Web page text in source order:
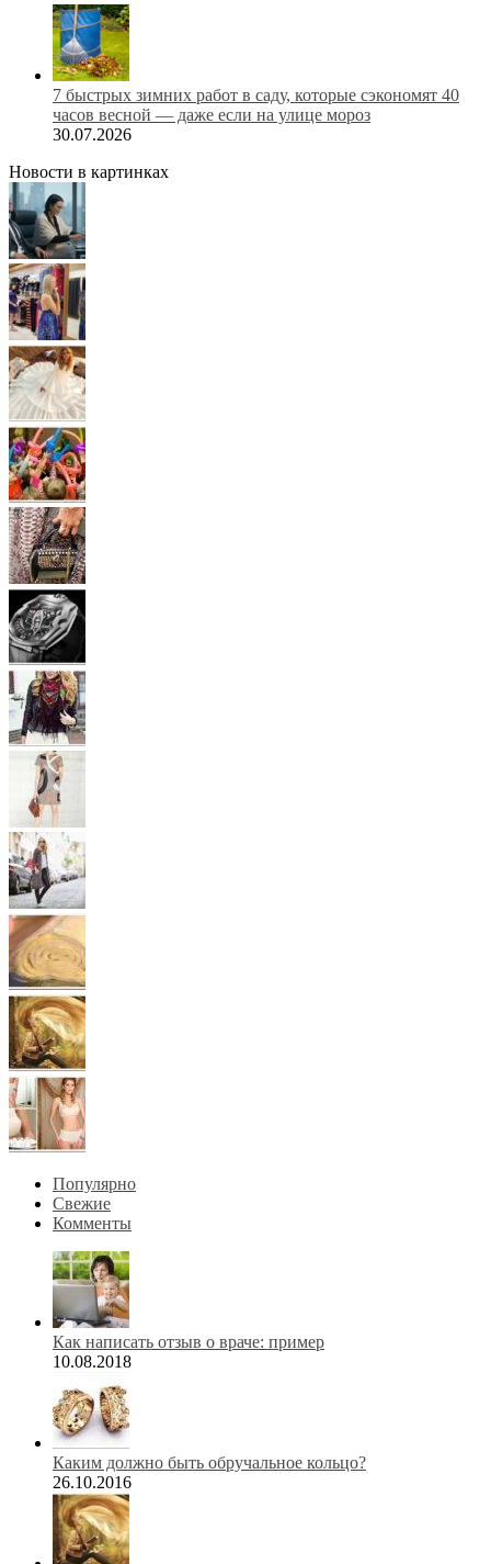
7 быстрых зимних работ в саду, которые сэкономят 40
часов весной — даже если на улице мороз
30.07.2026
Новости в картинках
Популярно
Свежие
Комменты
Как написать отзыв о враче: пример
10.08.2018
Каким должно быть обручальное кольцо?
26.10.2016